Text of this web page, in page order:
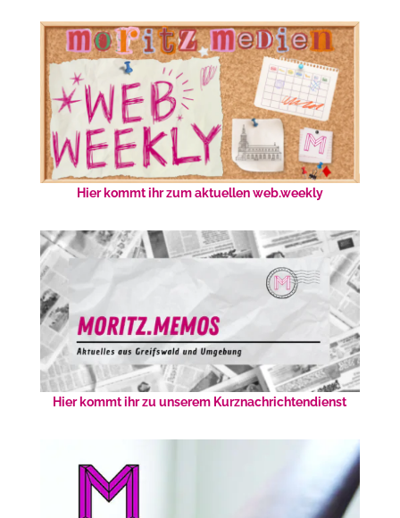
Hier kommt ihr zum aktuellen web.weekly
Hier kommt ihr zu unserem Kurznachrichtendienst